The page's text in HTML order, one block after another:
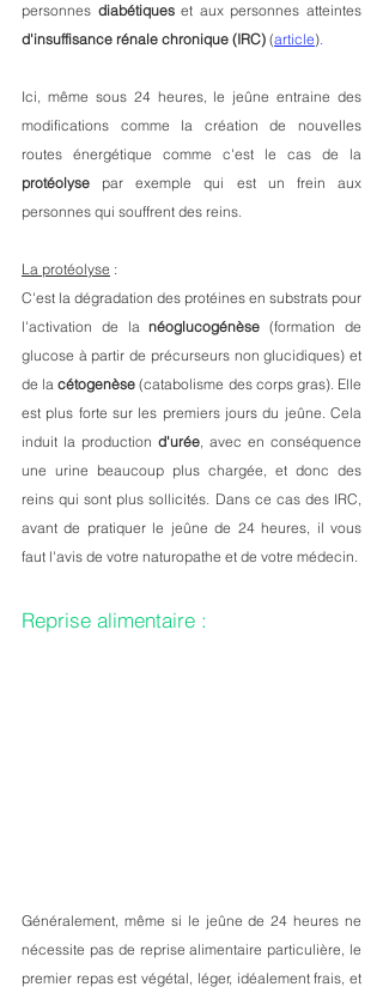
personnes diabétiques
d'insuffisance rénale chronique (IRC) (article).
Ici, même sous 24 heures, le jeûne entraine des
modifications comme la création de nouvelles
protéolyse par exemple qui est un frein aux
personnes qui souffrent des reins.
La protéolyse :
C'est la dégradation des protéines en substrats pour
l'activation de la néoglucogénèse (formation de
glucose à partir de précurseurs non glucidiques) et
de la cétogenèse (catabolisme des corps gras). Elle
est plus forte sur les premiers jours du jeûne. Cela
induit la production d'urée, avec en conséquence
une urine beaucoup plus chargée, et donc des
reins qui sont plus sollicités. Dans ce cas des IRC,
avant de pratiquer le jeûne de 24 heures, il vous
faut l'avis de votre naturopathe et de votre médecin.
Reprise alimentaire :
Généralement, même si le jeûne de 24 heures ne
nécessite pas de reprise alimentaire particulière, le
premier repas est végétal, léger, idéalement frais, et